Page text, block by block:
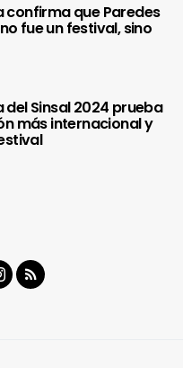
confirma que Paredes
fue un festival, sino
Sinsal 2024 prueba
más internacional y